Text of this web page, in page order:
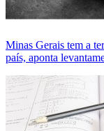
Minas Gerais tem a
país, aponta